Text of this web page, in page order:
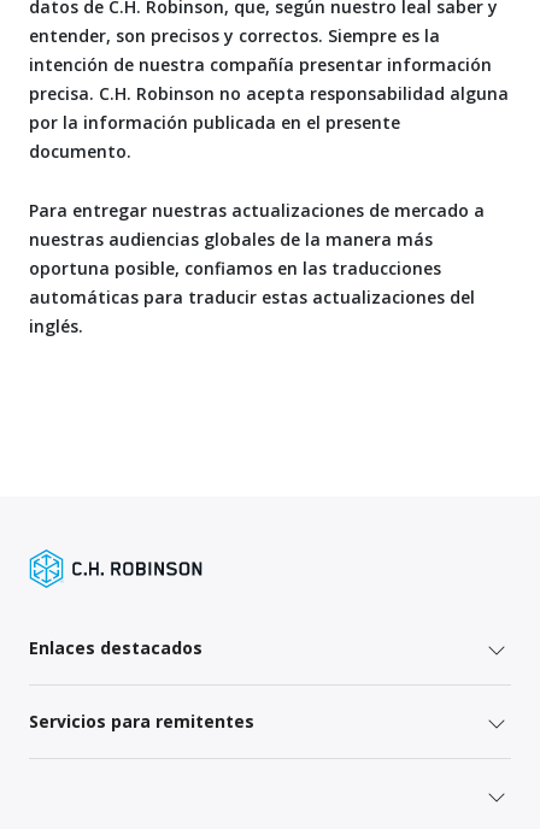
datos de C.H. Robinson, que, según nuestro leal saber y
entender, son precisos y correctos. Siempre es la
intención de nuestra compañía presentar información
precisa. C.H. Robinson no acepta responsabilidad alguna
por la información publicada en el presente
documento.
Para entregar nuestras actualizaciones de mercado a
nuestras audiencias globales de la manera más
oportuna posible, confiamos en las traducciones
automáticas para traducir estas actualizaciones del
inglés.
Enlaces destacados
Servicios para remitentes